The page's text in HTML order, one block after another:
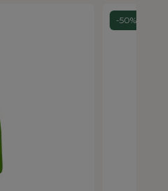
-50%